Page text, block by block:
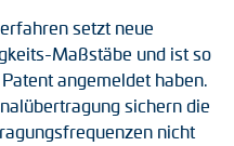
setzt neue
Maßstäbe und ist so
angemeldet haben.
sichern die
nicht